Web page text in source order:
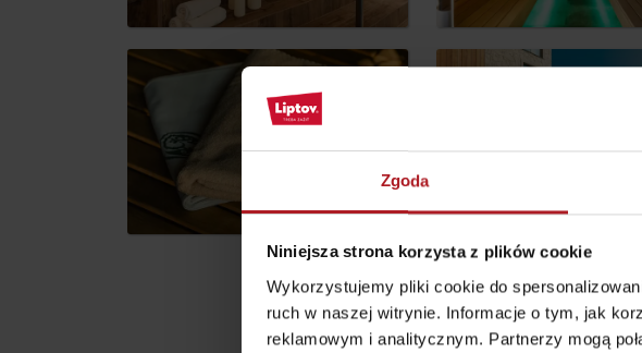
Zgoda
Niniejsza strona korzysta z plików cookie
Wykorzystujemy pliki cookie do
ruch w naszej witrynie. Informacje o tym, jak
reklamowym i analitycznym. Partnerzy mogą
KAMERY
Jasná Nízke Tatry
miejscowość
Ján
WYKAZ ATRAKCJI DLA DZIECI
Opisz swoje